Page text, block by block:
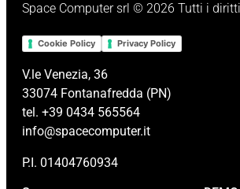
Space Computer srl © 2026 Tutti i
Cookie Policy Privacy Policy
V.le Venezia, 36
33074 Fontanafredda (PN)
tel. +39 0434 565564
info@spacecomputer.it
P.I. 01404760934